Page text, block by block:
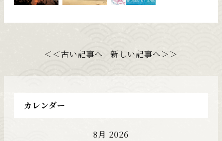
＜＜古い記事へ 新しい記事へ＞＞
カレンダー
8月 2026